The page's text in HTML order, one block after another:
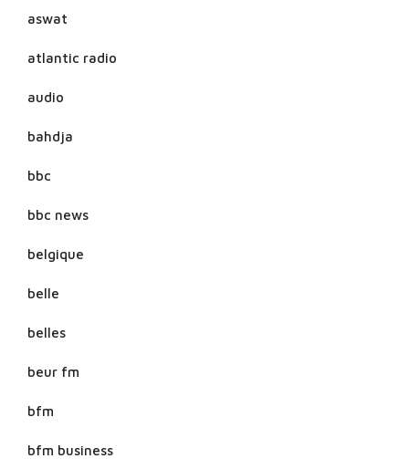
aswat
atlantic radio
audio
bahdja
bbc
bbc news
belgique
belle
belles
beur fm
bfm
bfm business